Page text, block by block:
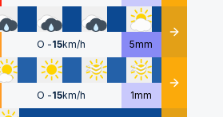
O -15km/h 5mm Détails
O -15km/h 1mm Détails